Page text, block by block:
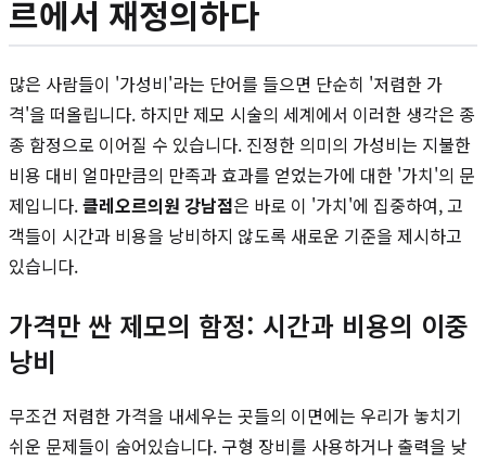
르에서 재정의하다
많은 사람들이 '가성비'라는 단어를 들으면 단순히 '저렴한 가
격'을 떠올립니다. 하지만 제모 시술의 세계에서 이러한 생각은 종
종 함정으로 이어질 수 있습니다. 진정한 의미의 가성비는 지불한
비용 대비 얼마만큼의 만족과 효과를 얻었는가에 대한 '가치'의 문
제입니다.클레오르의원 강남점은 바로 이 '가치'에 집중하여, 고
객들이 시간과 비용을 낭비하지 않도록 새로운 기준을 제시하고
있습니다.
가격만 싼 제모의 함정: 시간과 비용의 이중
낭비
무조건 저렴한 가격을 내세우는 곳들의 이면에는 우리가 놓치기
쉬운 문제들이 숨어있습니다. 구형 장비를 사용하거나 출력을 낮